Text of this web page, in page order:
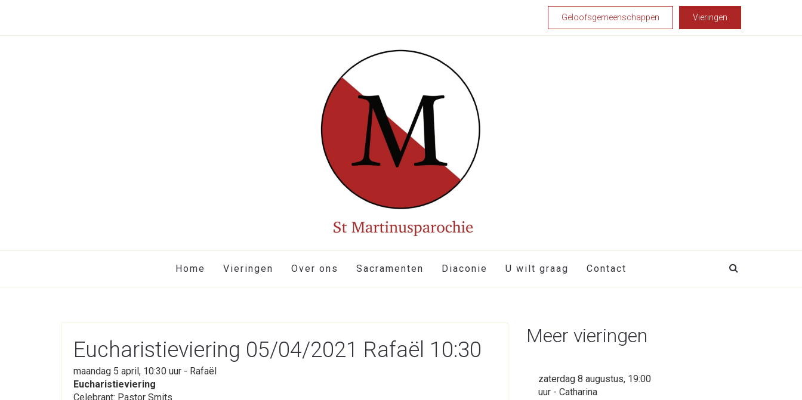
Geloofsgemeenschappen Vieringen
Home Vieringen Over ons Sacramenten Diaconie U wilt graag Contact
Eucharistieviering 05/04/2021 Rafaël 10:30
maandag 5 april, 10:30 uur - Rafaël
Eucharistieviering
Celebrant: Pastor Smits
Meer vieringen
zaterdag 8 augustus, 19:00
uur - Catharina